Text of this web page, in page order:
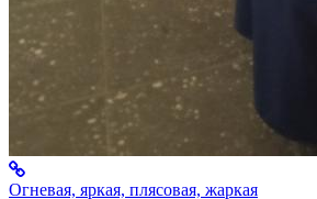
Огневая, яркая, плясовая, жаркая